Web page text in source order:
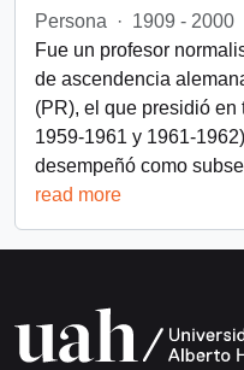
Persona
· 1909 - 2000
Fue un profesor
de ascendencia
(PR), el que presidió
1959-1961 y 1961-
desempeñó como
read more